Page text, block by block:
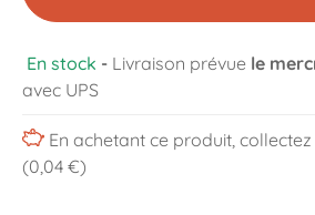
En stock - Livraison prévue le
avec UPS
En achetant ce produit, collectez
(0,04 €)